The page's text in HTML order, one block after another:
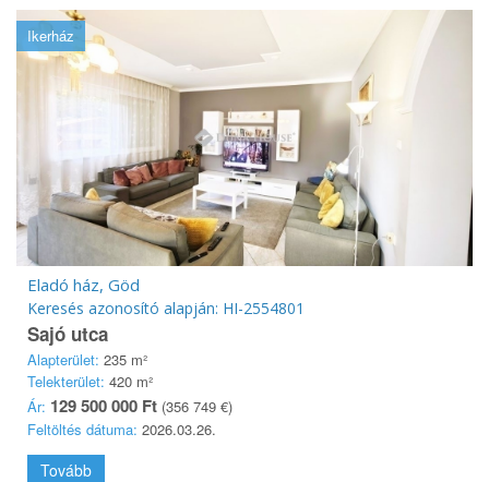
Ikerház
Eladó ház, Göd
Keresés azonosító alapján: HI-2554801
Sajó utca
Alapterület: 235 m²
Telekterület: 420 m²
Ár: 129 500 000 Ft (356 749 €)
Feltöltés dátuma: 2026.03.26.
Tovább